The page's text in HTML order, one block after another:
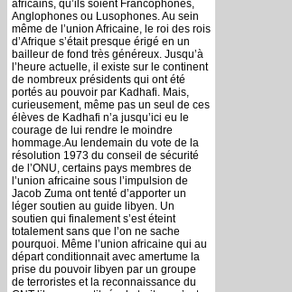
africains, qu’ils soient Francophones,
Anglophones ou Lusophones. Au sein
même de l’union Africaine, le roi des rois
d’Afrique s’était presque érigé en un
bailleur de fond très généreux. Jusqu’à
l’heure actuelle, il existe sur le continent
de nombreux présidents qui ont été
portés au pouvoir par Kadhafi. Mais,
curieusement, même pas un seul de ces
élèves de Kadhafi n’a jusqu’ici eu le
courage de lui rendre le moindre
hommage.Au lendemain du vote de la
résolution 1973 du conseil de sécurité
de l’ONU, certains pays membres de
l’union africaine sous l’impulsion de
Jacob Zuma ont tenté d’apporter un
léger soutien au guide libyen. Un
soutien qui finalement s’est éteint
totalement sans que l’on ne sache
pourquoi. Même l’union africaine qui au
départ conditionnait avec amertume la
prise du pouvoir libyen par un groupe
de terroristes et la reconnaissance du